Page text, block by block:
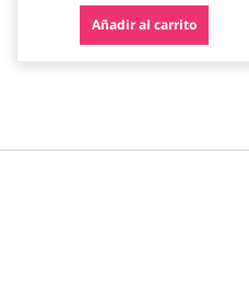
Añadir al carrito